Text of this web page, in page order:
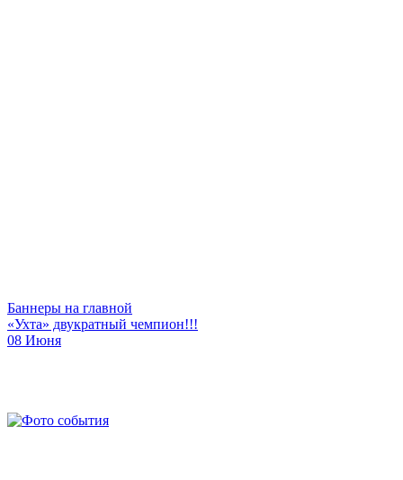
Баннеры на главной
«Ухта» двукратный чемпион!!!
08 Июня